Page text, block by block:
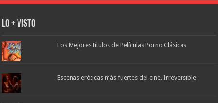
Lo + Visto
Los Mejores títulos de Películas Porno Clásicas
Escenas eróticas más fuertes del cine. Irreversible